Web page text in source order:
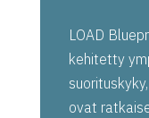
LOAD
kehitetty
ovat